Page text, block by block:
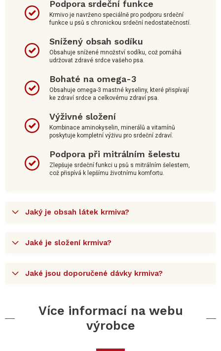
Podpora srdeční funkce
Krmivo je navrženo speciálně pro podporu srdeční
funkce u psů s chronickou srdeční nedostatečností.
Snížený obsah sodíku
Obsahuje snížené množství sodíku, což pomáhá
udržovat zdravé srdce vašeho psa.
Bohaté na omega-3
Obsahuje omega-3 mastné kyseliny, které přispívají
ke zdraví srdce a celkovému zdraví psa.
Výživné složení
Kombinace aminokyselin, minerálů a vitamínů
poskytuje kompletní výživu pro srdeční zdraví.
Podpora při mitrálním šelestu
Zlepšuje srdeční funkci u psů s mitrálním šelestem,
což přispívá k lepšímu životnímu komfortu.
Jaký je obsah látek krmiva?
Jaké je složení krmiva?
Jaké jsou doporučené dávky krmiva?
Více informací na webu
výrobce